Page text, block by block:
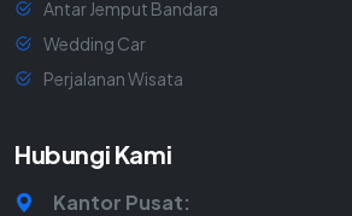
Antar Jemput Bandara
Wedding Car
Perjalanan Wisata
Hubungi Kami
Kantor Pusat: